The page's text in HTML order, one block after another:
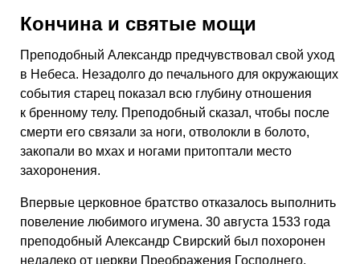
Кончина и святые мощи
Преподобный Александр предчувствовал свой уход
в Небеса. Незадолго до печального для окружающих
события старец показал всю глубину отношения
к бренному телу. Преподобный сказал, чтобы после
смерти его связали за ноги, отволокли в болото,
закопали во мхах и ногами притоптали место
захоронения.
Впервые церковное братство отказалось выполнить
повеление любимого игумена. 30 августа 1533 года
преподобный Александр Свирский был похоронен
недалеко от церкви Преображения Господнего,